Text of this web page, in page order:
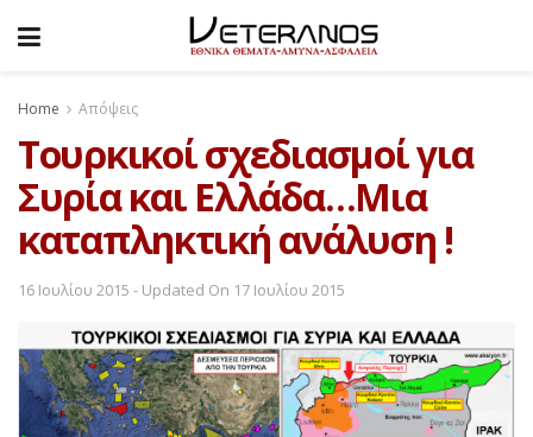
Home Απόψεις
Τουρκικοί σχεδιασμοί για
Συρία και Ελλάδα…Μια
καταπληκτική ανάλυση !
16 Ιουλίου 2015 - Updated On 17 Ιουλίου 2015